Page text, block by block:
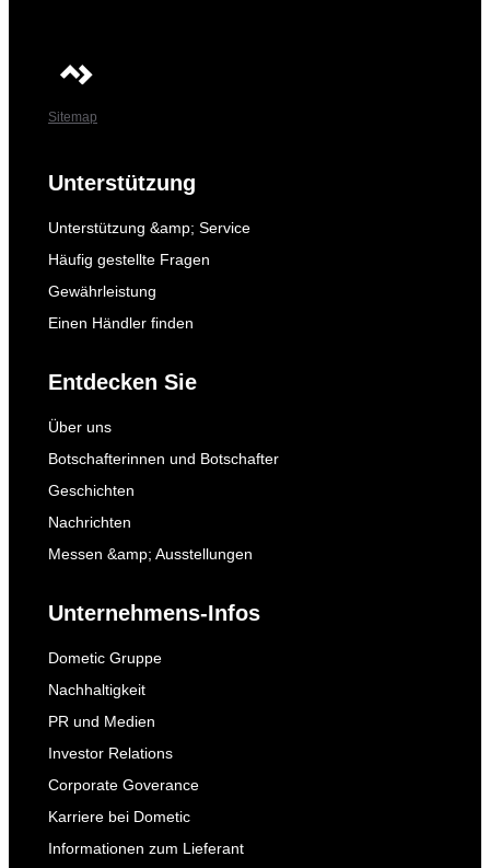
Sitemap
Unterstützung
Unterstützung &amp; Service
Häufig gestellte Fragen
Gewährleistung
Einen Händler finden
Entdecken Sie
Über uns
Botschafterinnen und Botschafter
Geschichten
Nachrichten
Messen &amp; Ausstellungen
Unternehmens-Infos
Dometic Gruppe
Nachhaltigkeit
PR und Medien
Investor Relations
Corporate Goverance
Karriere bei Dometic
Informationen zum Lieferant